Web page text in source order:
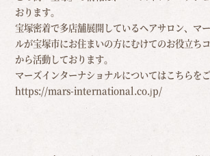
おります。
宝塚密着で多店舗展開しているヘアサロン、マ
ルが宝塚市にお住まいの方にむけてのお役立ち
から活動しております。
マーズインターナショナルについてはこちらをご
https://mars-international.co.jp/